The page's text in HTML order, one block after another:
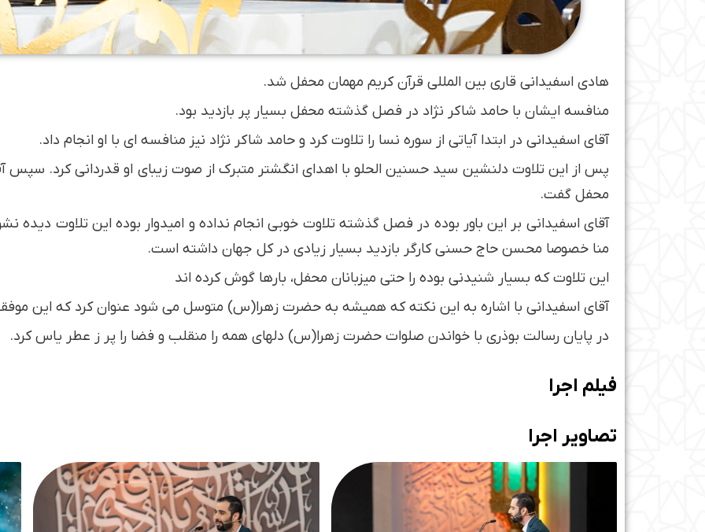
هادی اسفیدانی قاری بین المللی قرآن کریم مهمان محفل شد.
منافسه ایشان با حامد شاکر نژاد در فصل گذشته محفل بسیار پر بازدید بود.
آقای اسفیدانی در ابتدا آیاتی از سوره نسا را تلاوت کرد و حامد شاکر نژاد نیز منافسه ای با او انجام داد.
پس از این تلاوت دلنشین سید حسنین الحلو با اهدای انگشتر متبرک از صوت زیبای او قدردانی کرد. سپس
محفل گفت.
آقای اسفیدانی بر این باور بوده در فصل گذشته تلاوت خوبی انجام نداده و امیدوار بوده این تلاوت دیده
منا خصوصا محسن حاج حسنی کارگر بازدید بسیار زیادی در کل جهان داشته است.
این تلاوت که بسیار شنیدنی بوده را حتی میزبانان محفل، بارها گوش کرده اند
آقای اسفیدانی با اشاره به این نکته که همیشه به حضرت زهرا(س) متوسل می شود عنوان کرد که این
در پایان رسالت بوذری با خواندن صلوات حضرت زهرا(س) دلهای همه را منقلب و فضا را پر ز عطر یاس کرد.
فیلم اجرا
تصاویر اجرا